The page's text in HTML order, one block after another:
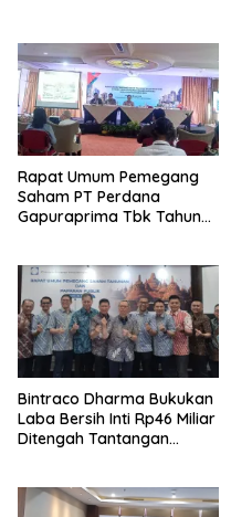
Rapat Umum Pemegang
Saham PT Perdana
Gapuraprima Tbk Tahun
Bintraco Dharma Bukukan
Laba Bersih Inti Rp46 Miliar
Ditengah Tantangan